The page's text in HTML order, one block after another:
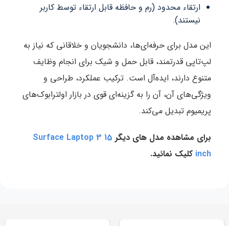
ارتقاء محدود (رم و حافظه قابل ارتقاء توسط کاربر
نیستند).
این مدل برای حرفه‌ای‌ها، دانشجویان و خلاقانی که نیاز به
لپ‌تاپی قدرتمند، قابل حمل و شیک برای انجام وظایف
متنوع دارند، ایده‌آل است. ترکیب عملکرد، طراحی و
ویژگی‌های آن، آن را به گزینه‌ای قوی در بازار اولترابوک‌های
پریمیوم تبدیل می‌کند.
برای مشاهده مدل های دیگر Surface Laptop 3 15
inch کلیک نمائید.